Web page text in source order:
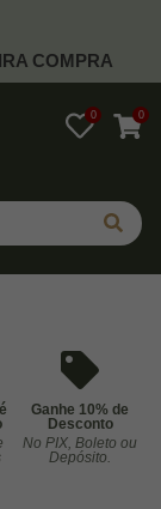
COMPRA
0 0
Ganhe 10% de
Desconto
No PIX, Boleto ou
Depósito.